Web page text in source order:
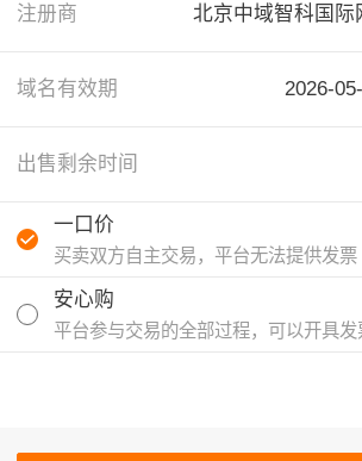
注册商 北京中域智科国际
域名有效期 2026-
出售剩余时间
一口价
买卖双方自主交易，平台无法提供发票
安心购
平台参与交易的全部过程，可以开具发